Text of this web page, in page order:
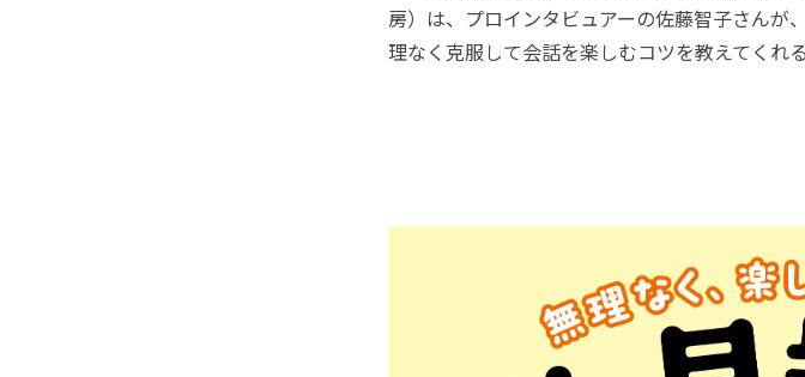
房）は、プロインタビュアーの佐藤智子さんが
理なく克服して会話を楽しむコツを教えてくれる